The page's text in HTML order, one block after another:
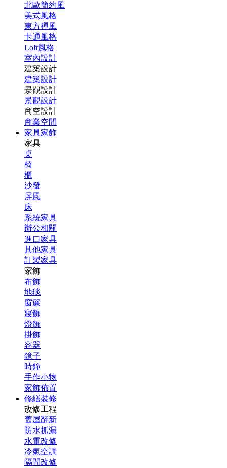
北歐簡約風
美式風格
東方禪風
卡通風格
Loft風格
室內設計
建築設計
建築設計
景觀設計
景觀設計
商空設計
商業空間
家具家飾
家具
桌
椅
櫃
沙發
屏風
床
系統家具
辦公相關
進口家具
其他家具
訂製家具
家飾
布飾
地毯
窗簾
寢飾
燈飾
掛飾
容器
鏡子
時鐘
手作小物
家飾佈置
修繕裝修
改修工程
舊屋翻新
防水抓漏
水電改修
冷氣空調
隔間改修